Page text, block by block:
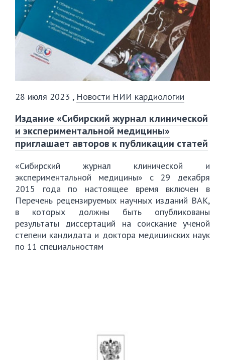
28 июля 2023 , Новости НИИ кардиологии
Издание «Сибирский журнал клинической
и экспериментальной медицины»
приглашает авторов к публикации статей
«Сибирский журнал клинической и
экспериментальной медицины» с 29 декабря
2015 года по настоящее время включен в
Перечень рецензируемых научных изданий ВАК,
в которых должны быть опубликованы
результаты диссертаций на соискание ученой
степени кандидата и доктора медицинских наук
по 11 специальностям